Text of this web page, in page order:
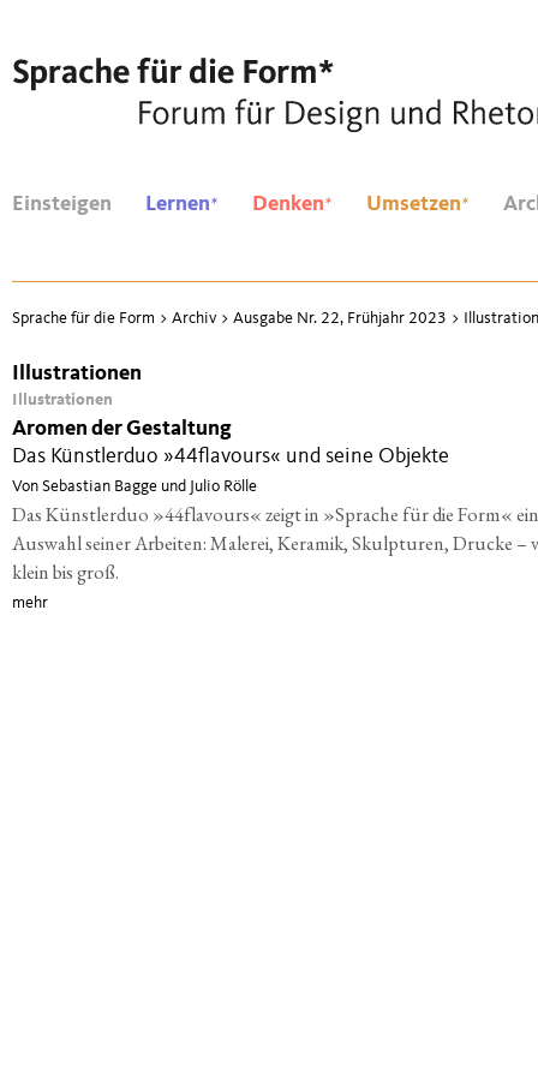
Einsteigen Lernen* Denken* Umsetzen*
Sprache für die Form > Archiv > Ausgabe Nr. 22, Frühjahr 2023 >
Illustrationen
Illustrationen
Aromen der Gestaltung
Das Künstlerduo »44flavours« und seine Objekte
Von Sebastian Bagge und Julio Rölle
Das Künstlerduo »44flavours« zeigt in »Sprache für die Form«
Auswahl seiner Arbeiten: Malerei, Keramik, Skulpturen, Drucke –
klein bis groß.
mehr